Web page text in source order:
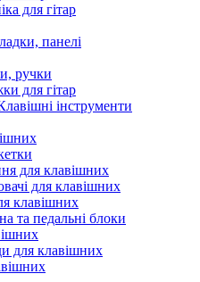
для гітар
панелі
ручки
для гітар
інструменти
для клавішних
для клавішних
клавішних
та педальні блоки
для клавішних